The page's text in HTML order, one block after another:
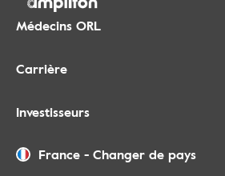
Médecins ORL
Carrière
Investisseurs
France - Changer de pays